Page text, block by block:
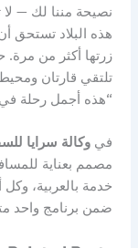
نصيحة مننا لك — لا
هذه البلاد تستحق
زرتها أكثر من
تلتقي قارتان
“هذه أجمل رحلة
في وكالة سرايا
خدمة بالعربية، وكل
ضمن برنامج واحد